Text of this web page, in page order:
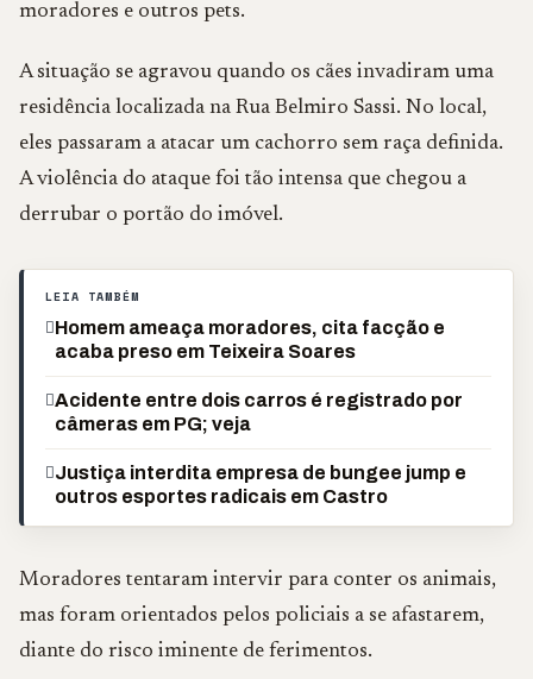
moradores e outros pets.
A situação se agravou quando os cães invadiram uma
residência localizada na Rua Belmiro Sassi. No local,
eles passaram a atacar um cachorro sem raça definida.
A violência do ataque foi tão intensa que chegou a
derrubar o portão do imóvel.
LEIA TAMBÉM
Homem ameaça moradores, cita facção e
acaba preso em Teixeira Soares
Acidente entre dois carros é registrado por
câmeras em PG; veja
Justiça interdita empresa de bungee jump e
outros esportes radicais em Castro
Moradores tentaram intervir para conter os animais,
mas foram orientados pelos policiais a se afastarem,
diante do risco iminente de ferimentos.